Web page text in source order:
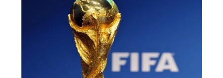
เทนต์มากที่สุดในโลก โดย SANDISK® Official Licensed
Product Collection for the FIFA World Cup 2026™ ช่วยให้
แฟนฟุตบอล ครีเอเตอร์ และมืออาชีพ สามารถบันทึก จัดเก็บ
และหวนรำลึกถึงช่วงเวลาอันน่าประทับใจที่สุดจากเวทีกีฬาที่ยิ่ง
ใหญ่ที่สุดของโลกได้อย่างเต็มประสิทธิภาพ